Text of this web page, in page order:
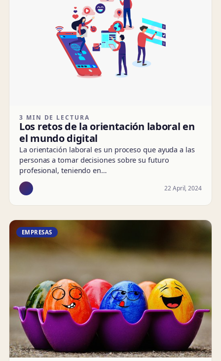
3 MIN DE LECTURA
Los retos de la orientación laboral en
el mundo digital
La orientación laboral es un proceso que ayuda a las
personas a tomar decisiones sobre su futuro
profesional, teniendo en…
22 April, 2024
EMPRESAS